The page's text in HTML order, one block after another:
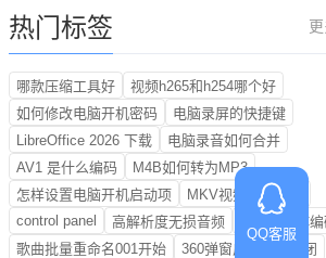
热门标签
哪款压缩工具好
视频h265和h254哪个好
如何修改电脑开机密码
电脑录屏的快捷键
LibreOffice 2026 下载
电脑录音如何合并
AV1 是什么编码
M4B如何转为MP3
怎样设置电脑开机启动项
MKV视频如何转换
control panel
高解析度无损音频
H.264/AVC
歌曲批量重命名001开始
360弹窗广告怎么关闭
QQ客服